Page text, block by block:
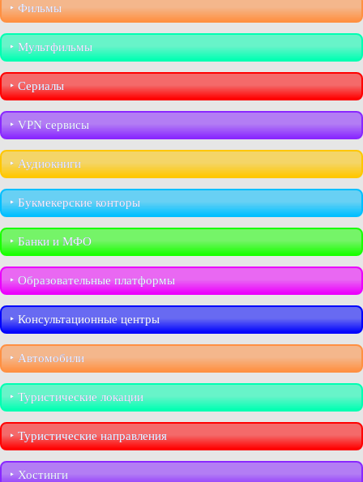
‣︎ Фильмы
‣︎ Мультфильмы
‣︎ Сериалы
‣︎ VPN сервисы
‣︎ Аудиокниги
‣︎ Букмекерские конторы
‣︎ Банки и МФО
‣︎ Образовательные платформы
‣︎ Консультационные центры
‣︎ Автомобили
‣︎ Туристические локации
‣︎ Туристические направления
‣︎ Хостинги